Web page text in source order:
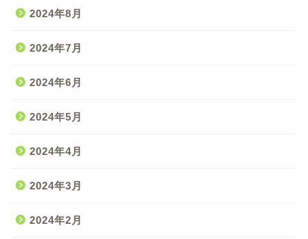
2024年8月
2024年7月
2024年6月
2024年5月
2024年4月
2024年3月
2024年2月